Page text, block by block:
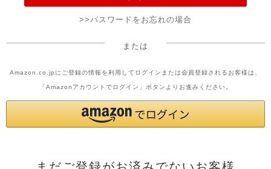
>>パスワードをお忘れの場合
または
Amazon.co.jpにご登録の情報を利用してログインまたは会員登録されるお客様は、
「Amazonアカウントでログイン」ボタンよりお進みください。